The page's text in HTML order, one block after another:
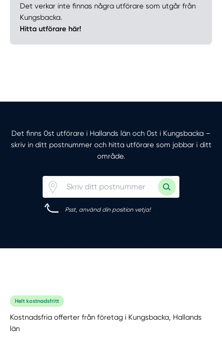
Det verkar inte finnas några utförare som utgår från
Kungsbacka.
Hitta utförare här!
Det finns 0st utförare i Hallands län och 0st i Kungsbacka –
skriv in ditt postnummer och hitta utförare som jobbar i ditt
område.
Psst, använd din position vetja!
Helt kostnadsfritt
Kostnadsfria offerter från företag i Kungsbacka, Hallands
län